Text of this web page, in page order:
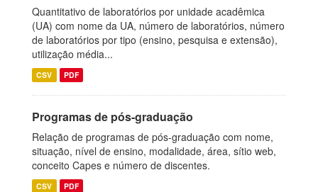
Quantitativo de laboratórios por unidade acadêmica
(UA) com nome da UA, número de laboratórios, número
de laboratórios por tipo (ensino, pesquisa e extensão),
utilização média...
CSV PDF
Programas de pós-graduação
Relação de programas de pós-graduação com nome,
situação, nível de ensino, modalidade, área, sítio web,
conceito Capes e número de discentes.
CSV PDF